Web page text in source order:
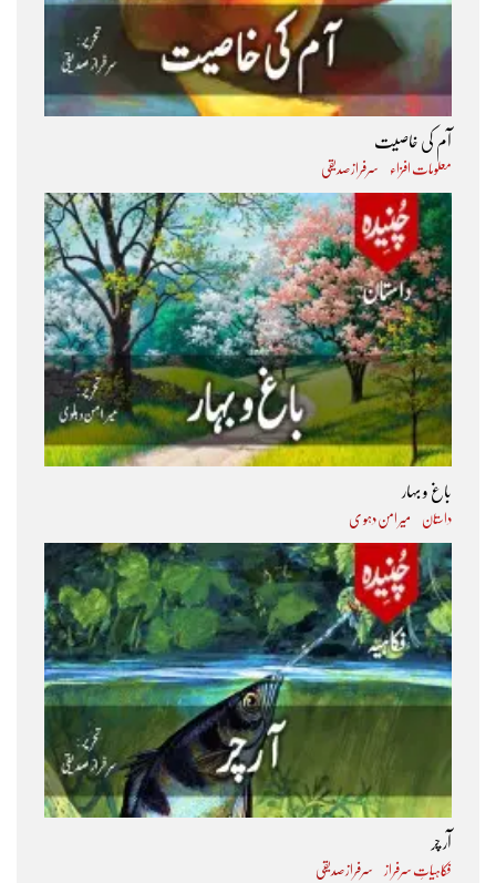
آم کی خاصیت
معلومات افزاء سرفراز صدیقی
باغ و بہار
داستان میر امن دہو ی
آر چر
فکاہیاتِ سرفراز سرفراز صدیقی